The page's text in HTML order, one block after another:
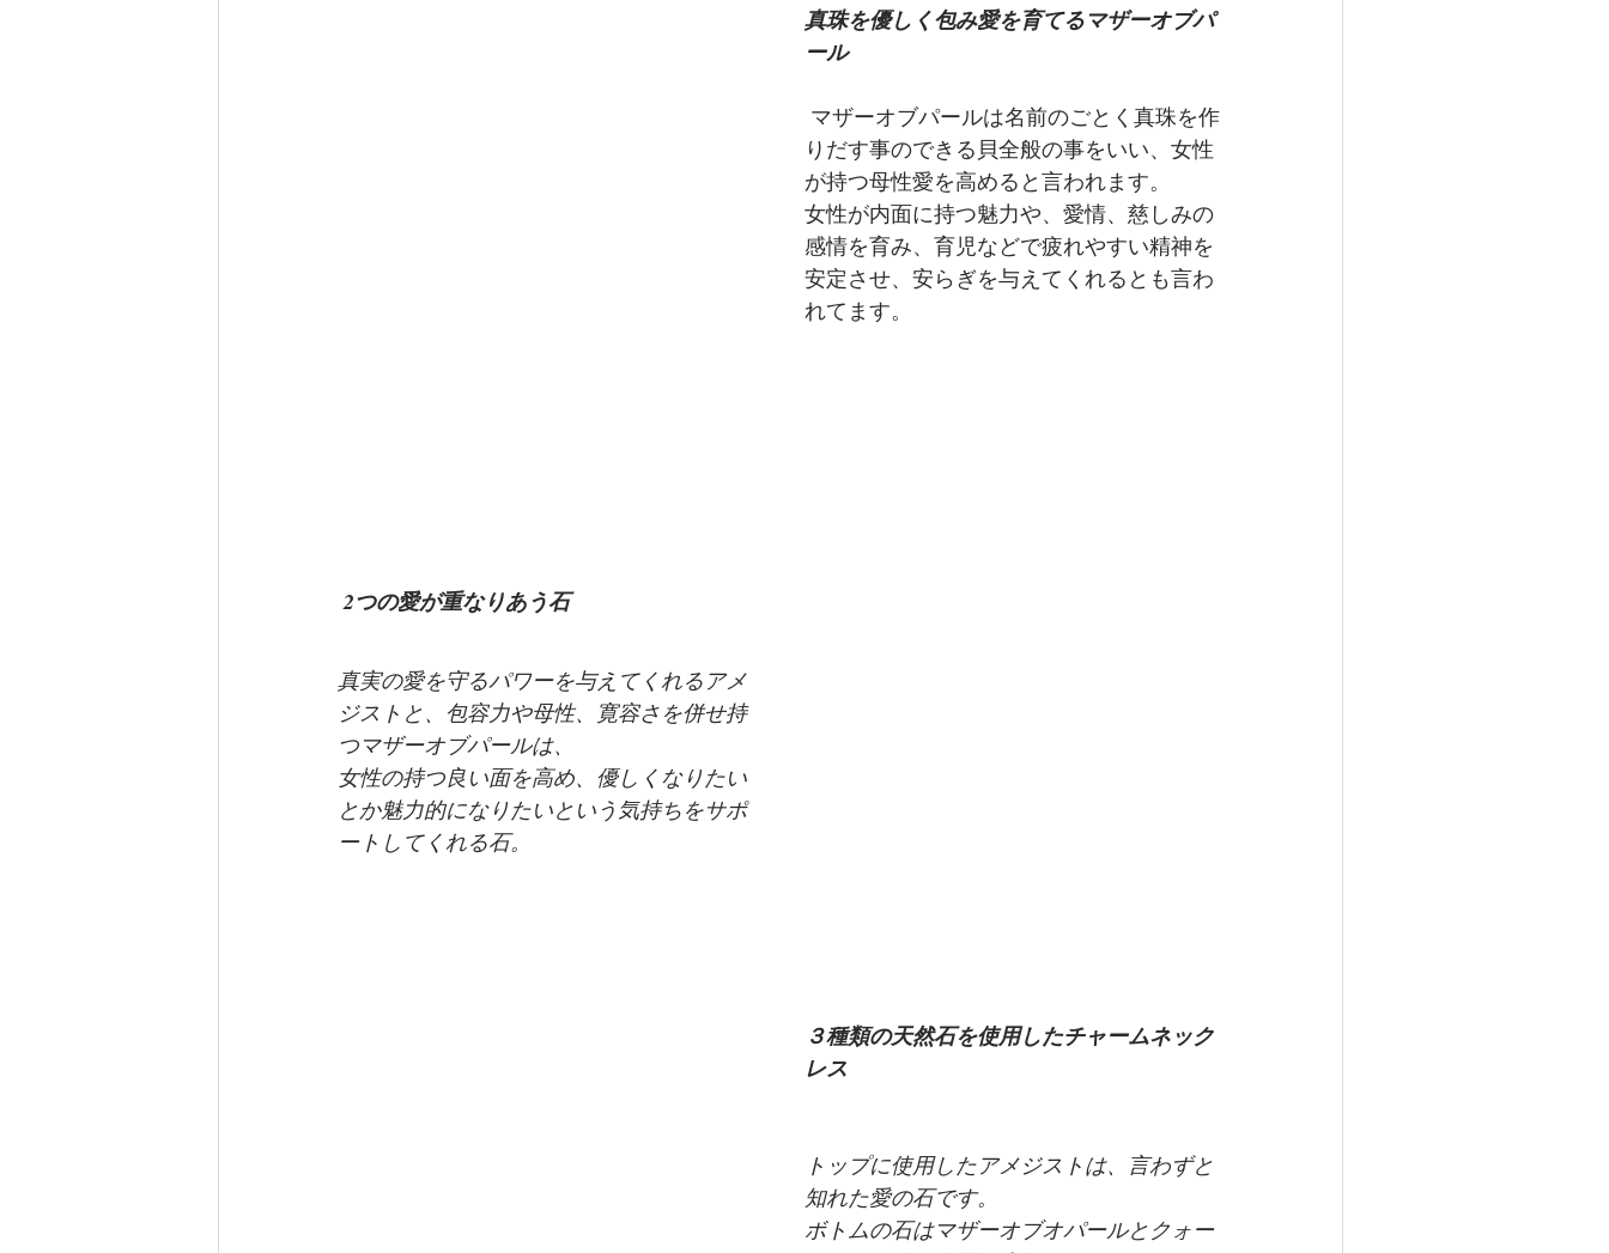
真珠を優しく包み愛を育てるマザーオブパ
ール
りだす事のできる貝全般の事をいい、女性
が持つ母性愛を高めると言われます。
女性が内面に持つ魅力や、愛情、慈しみの
感情を育み、育児などで疲れやすい精神を
安定させ、安らぎを与えてくれるとも言わ
れてます。
2つの愛が重なりあう石
真実の愛を守るパワーを与えてくれるアメ
ジストと、包容力や母性、寛容さを併せ持
つマザーオブパールは、
女性の持つ良い面を高め、優しくなりたい
とか魅力的になりたいという気持ちをサポ
ートしてくれる石。
３種類の天然石を使用したチャームネック
レス
トップに使用したアメジストは、言わずと
知れた愛の石です。
ボトムの石はマザーオブオパールとクォー